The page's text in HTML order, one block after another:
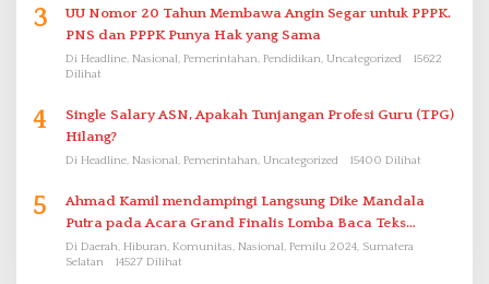
3
UU Nomor 20 Tahun Membawa Angin Segar untuk PPPK.
PNS dan PPPK Punya Hak yang Sama
Di Headline, Nasional, Pemerintahan, Pendidikan, Uncategorized
15622
Dilihat
4
Single Salary ASN, Apakah Tunjangan Profesi Guru (TPG)
Hilang?
Di Headline, Nasional, Pemerintahan, Uncategorized 15400 Dilihat
5
Ahmad Kamil mendampingi Langsung Dike Mandala
Putra pada Acara Grand Finalis Lomba Baca Teks
Proklamasi Mirip Bung Karno di Bali
Di Daerah, Hiburan, Komunitas, Nasional, Pemilu 2024, Sumatera
Selatan
14527 Dilihat